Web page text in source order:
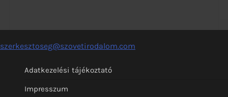
szerkesztoseg@szovetirodalom.com
Adatkezelési tájékoztató
Impresszum